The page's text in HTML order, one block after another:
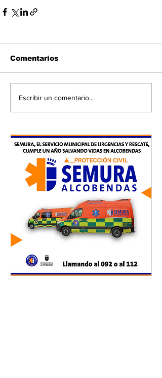
Comentarios
Escribir un comentario...